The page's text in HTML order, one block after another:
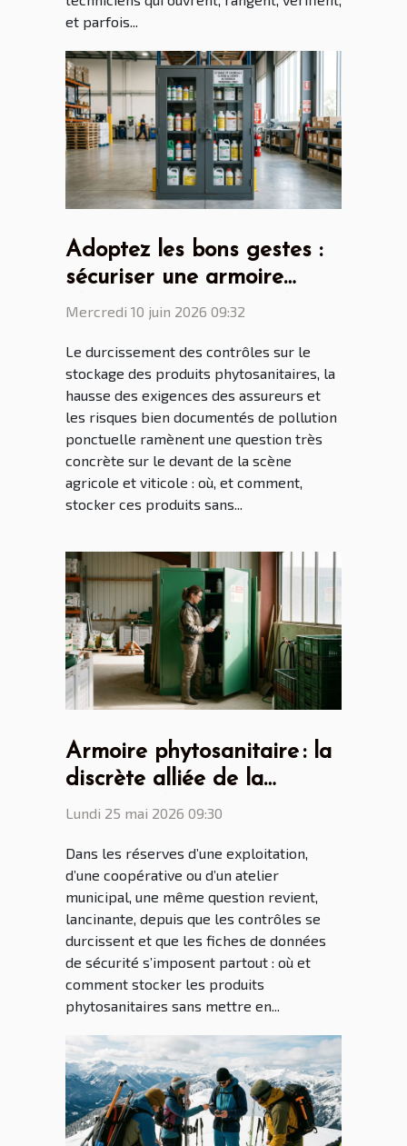
et parfois...
Adoptez les bons gestes :
sécuriser une armoire
phytosanitaire n’est plus
Mercredi 10 juin 2026 09:32
Le durcissement des contrôles sur le
stockage des produits phytosanitaires, la
hausse des exigences des assureurs et
les risques bien documentés de pollution
ponctuelle ramènent une question très
concrète sur le devant de la scène
agricole et viticole : où, et comment,
stocker ces produits sans...
Armoire phytosanitaire : la
discrète alliée de la
sécurité alimentaire
Lundi 25 mai 2026 09:30
Dans les réserves d’une exploitation,
d’une coopérative ou d’un atelier
municipal, une même question revient,
lancinante, depuis que les contrôles se
durcissent et que les fiches de données
de sécurité s’imposent partout : où et
comment stocker les produits
phytosanitaires sans mettre en...